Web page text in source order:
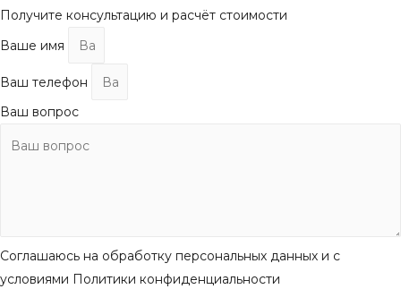
Получите консультацию и расчёт стоимости
Ваше имя
Ваш телефон
Ваш вопрос
Соглашаюсь на обработку персональных данных и с
условиями Политики конфиденциальности